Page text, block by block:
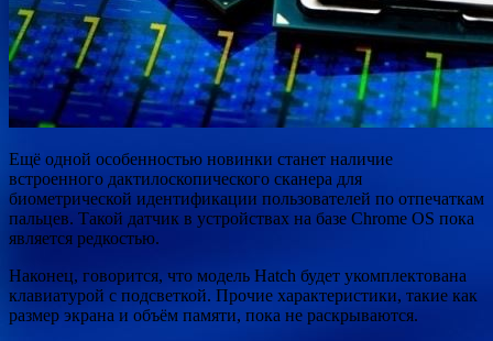
Ещё одной особенностью новинки станет наличие
встроенного дактилоскопического сканера для
биометрической идентификации пользователей по отпечаткам
пальцев. Такой датчик в устройствах на базе Chrome OS пока
является редкостью.
Наконец, говорится, что модель Hatch будет укомплектована
клавиатурой с подсветкой. Прочие характеристики, такие как
размер экрана и объём памяти, пока не раскрываются.